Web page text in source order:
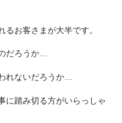
お客さまが大半です。
だろうか…
れないだろうか…
に踏み切る方がいらっしゃ